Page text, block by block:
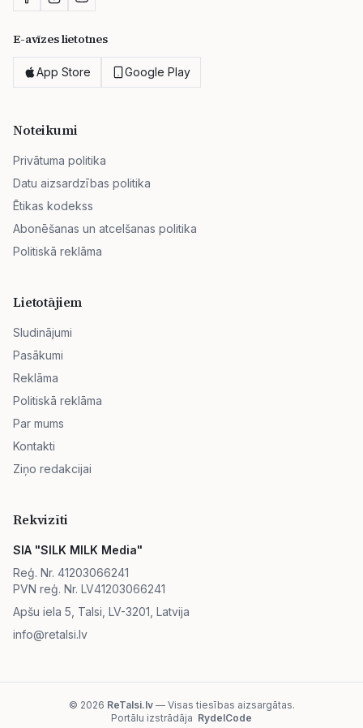
E-avīzes lietotnes
App Store Google Play
Noteikumi
Privātuma politika
Datu aizsardzības politika
Ētikas kodekss
Abonēšanas un atcelšanas politika
Politiskā reklāma
Lietotājiem
Sludinājumi
Pasākumi
Reklāma
Politiskā reklāma
Par mums
Kontakti
Ziņo redakcijai
Rekvizīti
SIA "SILK MILK Media"
Reģ. Nr. 41203066241
PVN reģ. Nr. LV41203066241
Apšu iela 5, Talsi, LV-3201, Latvija
info@retalsi.lv
© 2026 ReTalsi.lv— Visas tiesības aizsargātas.
Portālu izstrādāja RydelCode